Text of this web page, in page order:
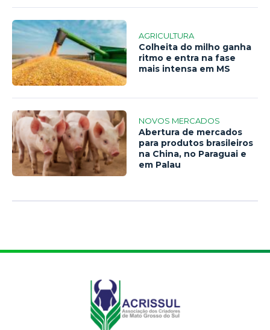
AGRICULTURA
Colheita do milho ganha
ritmo e entra na fase
mais intensa em MS
NOVOS MERCADOS
Abertura de mercados
para produtos brasileiros
na China, no Paraguai e
em Palau